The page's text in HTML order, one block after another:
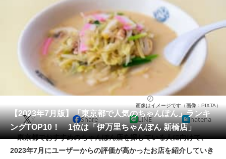
ニュース
エンタメ クイズ
地域
住まい 教育・育児
会員記事
メディア
注目記事を集めた総合ページ
【2023年7月版】「東京都で人気のちゃんぽん」ランキ
ングTOP10！ 1位は「伊万里ちゃんぽん 新橋店」
画像はイメージです（画像：PIXTA）
X Share LINE hatena
東京都でおすすめのちゃんぽん店を探している人に向けて、
2023年7月にユーザーからの評価が高かったお店を紹介していき